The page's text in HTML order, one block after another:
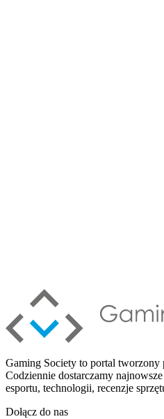
Gaming Society to portal tworzony
Codziennie dostarczamy
esportu, technologii, recenzje
Dołącz do nas